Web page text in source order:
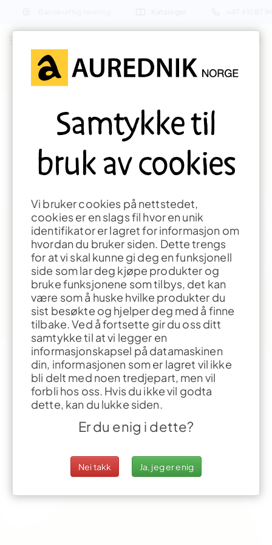
Samtykke til
bruk av cookies
Vi bruker cookies på nettstedet,
cookies er en slags fil hvor en unik
identifikator er lagret for informasjon om
hvordan du bruker siden. Dette trengs
for at vi skal kunne gi deg en funksjonell
side som lar deg kjøpe produkter og
bruke funksjonene som tilbys, det kan
være som å huske hvilke produkter du
sist besøkte og hjelper deg med å finne
tilbake. Ved å fortsette gir du oss ditt
samtykke til at vi legger en
informasjonskapsel på datamaskinen
din, informasjonen som er lagret vil ikke
bli delt med noen tredjepart, men vil
forbli hos oss. Hvis du ikke vil godta
dette, kan du lukke siden.
Er du enig i dette?
Nei takk Ja, jeg er enig
Søk etter produkter eller inspirasjon
Planleggingseksempler
Podielandskap
Planeksempel 093-A Sneglen